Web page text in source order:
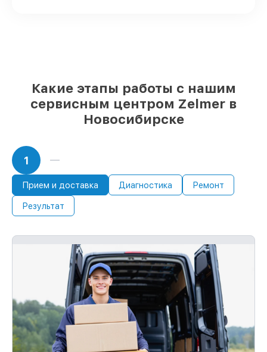
Сохранность техники под нашей
гарантией
нашей стороны, компенсируем ущерб.
устройств
С документами о гарантии, мы
обслужим устройство повторно без
оплаты и без задержек.
Какие этапы работы с нашим
сервисным центром Zelmer в
Новосибирске
1
Прием и доставка Диагностика Ремонт
Результат